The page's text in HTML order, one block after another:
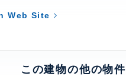
Web Site
この建物の他の物件